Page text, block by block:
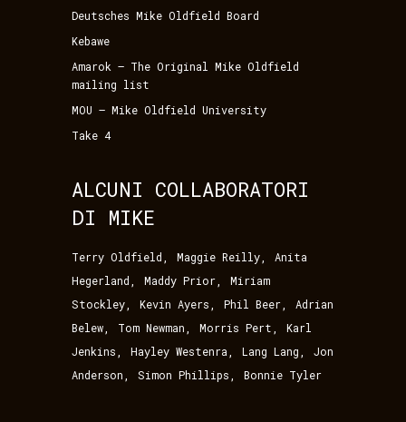
Deutsches Mike Oldfield Board
Kebawe
Amarok – The Original Mike Oldfield
mailing list
MOU – Mike Oldfield University
Take 4
ALCUNI COLLABORATORI
DI MIKE
Terry Oldfield, Maggie Reilly,
Anita
Hegerland, Maddy Prior, Miriam
Stockley, Kevin Ayers, Phil Beer,
Adrian
Belew, Tom Newman, Morris Pert, Karl
Jenkins, Hayley Westenra, Lang Lang, Jon
Anderson, Simon Phillips, Bonnie Tyler